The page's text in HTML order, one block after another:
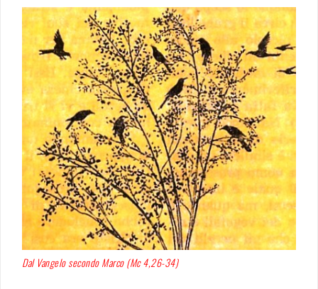
Dal Vangelo secondo Marco (Mc 4,26-34)